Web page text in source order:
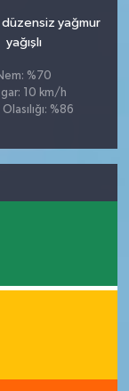
yağmur
yağışlı
%70
10 km/h
Olasılığı: %86